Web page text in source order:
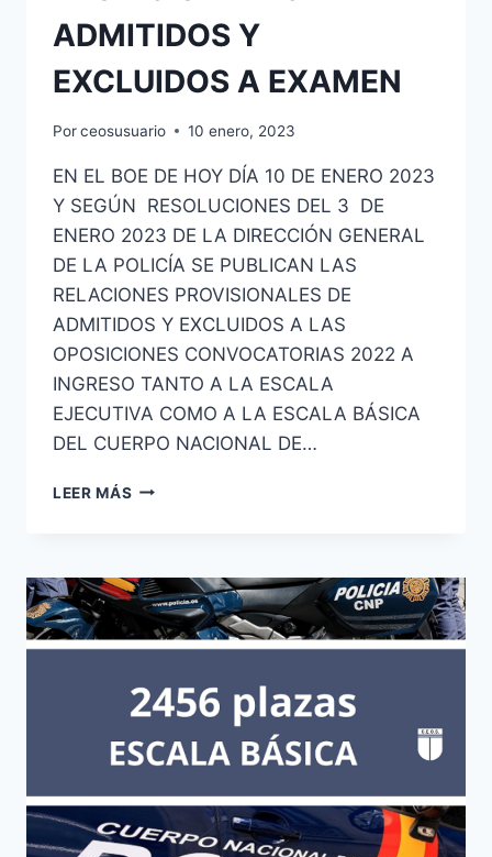
ADMITIDOS Y
EXCLUIDOS A EXAMEN
Porceosusuario 10 enero, 2023
EN EL BOE DE HOY DÍA 10 DE ENERO 2023
Y SEGÚN RESOLUCIONES DEL 3 DE
ENERO 2023 DE LA DIRECCIÓN GENERAL
DE LA POLICÍA SE PUBLICAN LAS
RELACIONES PROVISIONALES DE
ADMITIDOS Y EXCLUIDOS A LAS
OPOSICIONES CONVOCATORIAS 2022 A
INGRESO TANTO A LA ESCALA
EJECUTIVA COMO A LA ESCALA BÁSICA
DEL CUERPO NACIONAL DE…
LEER MÁS POLICÍA
ESCALA
EJECUTIVA
ESCALA
DE
CNP,
PUBLICADAS
LISTAS
DE
ADMITIDOS